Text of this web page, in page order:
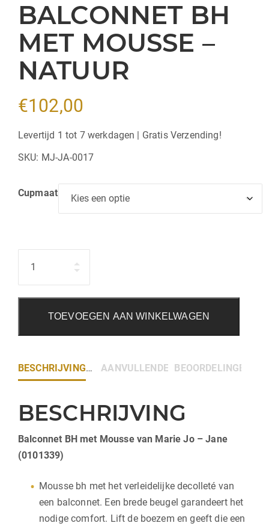
BALCONNET BH
MET MOUSSE –
NATUUR
€102,00
Levertijd 1 tot 7 werkdagen | Gratis Verzending!
SKU: MJ-JA-0017
Cupmaat
TOEVOEGEN AAN WINKELWAGEN
BESCHRIJVING AANVULLENDE INFORMATIE
BEOORDELINGEN (0)
BESCHRIJVING
Balconnet BH met Mousse van Marie Jo – Jane
(0101339)
Mousse bh met het verleidelijke decolleté van
een balconnet. Een brede beugel garandeert het
nodige comfort. Lift de boezem en geeft die een